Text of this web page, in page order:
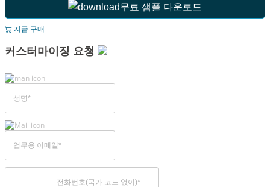
무료 샘플 다운로드
지금 구매
커스터마이징 요청